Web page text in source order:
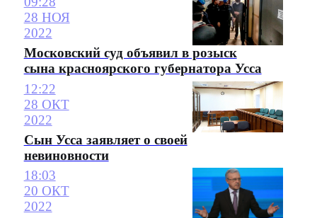
28 НОЯ
2022
Московский суд объявил в розыск
сына красноярского губернатора Усса
12:22
28 ОКТ
2022
Сын Усса заявляет о своей
невиновности
18:03
20 ОКТ
2022